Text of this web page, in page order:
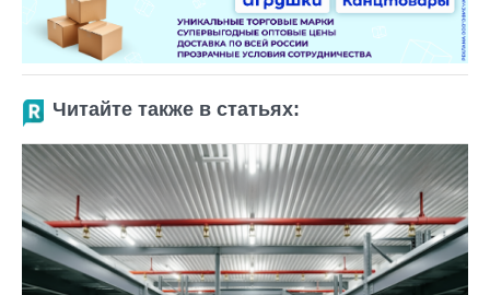
Читайте также в статьях: